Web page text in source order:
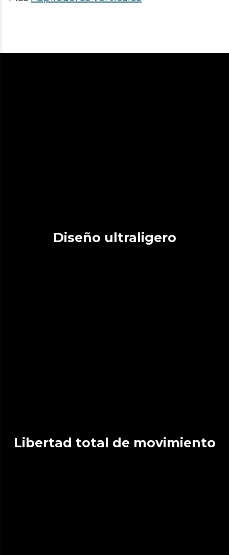
Diseño ultraligero
Libertad total de movimiento